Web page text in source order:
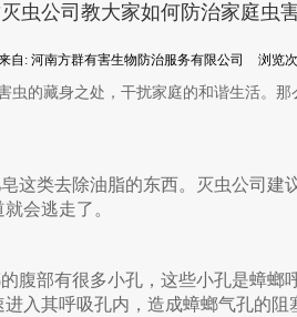
虫公司教大家如何防治家庭虫
自:河南方群有害生物防治服务有限公司 浏览
虫的藏身之处，干扰家庭的和谐生活。
这类去除油脂的东西。灭虫公司建
会逃走了。
腹部有很多小孔，这些小孔是蟑螂
入其呼吸孔内，造成蟑螂气孔的